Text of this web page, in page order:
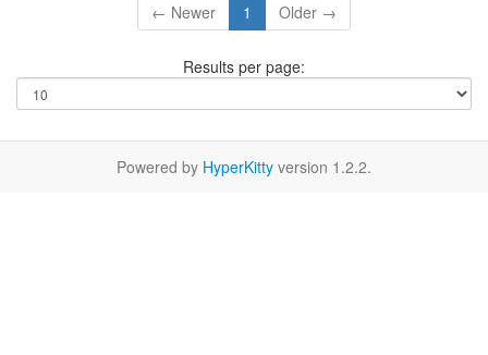
← Newer 1 Older →
Results per page:
Powered by HyperKitty version 1.2.2.